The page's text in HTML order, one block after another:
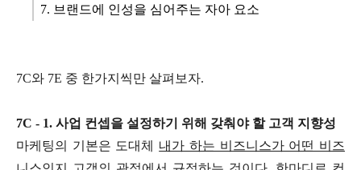
7. 브랜드에 인성을 심어주는 자아 요소
7C와 7E 중 한가지씩만 살펴보자.
7C - 1. 사업 컨셉을 설정하기 위해 갖춰야 할 고객 지향성
마케팅의 기본은 도대체 내가 하는 비즈니스가 어떤 비즈